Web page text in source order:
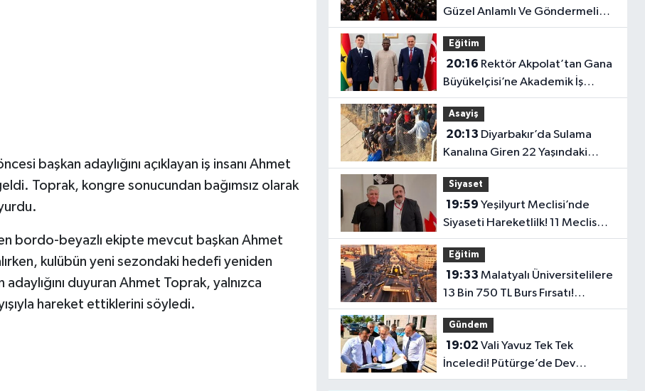
başkan adaylığını açıklayan iş insanı Ahmet
Toprak, kongre sonucundan bağımsız olarak
bordo-beyazlı ekipte mevcut başkan Ahmet
kulübün yeni sezondaki hedefi yeniden
duyuran Ahmet Toprak, yalnızca
hareket ettiklerini söyledi.
Güzel Anlamlı Ve Göndermeli
Cuma Sözleri..
Eğitim
20:16
Büyükelçisi’ne Akademik İş
Birliği Ziyareti!
Asayiş
20:13
Kanalına Giren 22 Yaşındaki
Genç Hayatını Kaybetti!
Siyaset
19:59
Siyaseti Hareketlilk! 11 Meclis
Üyesi Yeni Parti’ye Katıldı..
Eğitim
19:33
13 Bin 750 TL Burs Fırsatı!
Başvurular Başlıyor...
Gündem
19:02
İnceledi! Pütürge’de Dev
Yatırımlar Masada..